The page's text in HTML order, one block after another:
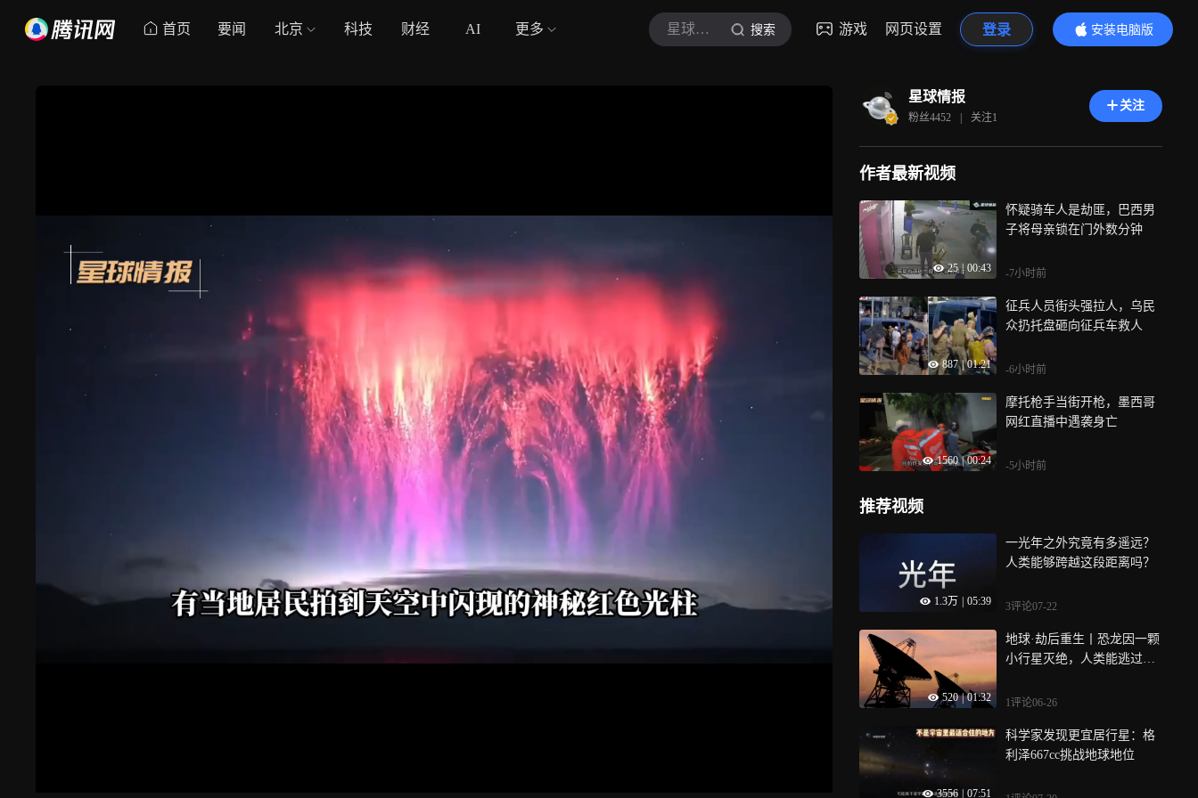
首页 要闻 北京 科技 财经 AI 更多 星球情报 搜索 游戏 网页设置 登录
安装电脑版
内容更精彩
星球情报
粉丝4452 | 关注1
关注
作者最新视频
25 | 00:43
怀疑骑车人是劫匪，巴西男
子将母亲锁在门外数分钟
-7小时前
887 | 01:21
征兵人员街头强拉人，乌民
众扔托盘砸向征兵车救人
-6小时前
1560 | 00:24
摩托枪手当街开枪，墨西哥
网红直播中遇袭身亡
-5小时前
推荐视频
1.3万 05:39
一光年之外究竟有多遥远？
人类能够跨越这段距离吗？
3评论07-22
520 | 01:32
地球·劫后重生丨恐龙因一颗
小行星灭绝，人类能逃过同
1评论06-26
3556 07:51
科学家发现更宜居行星：格
利泽667cc挑战地球地位